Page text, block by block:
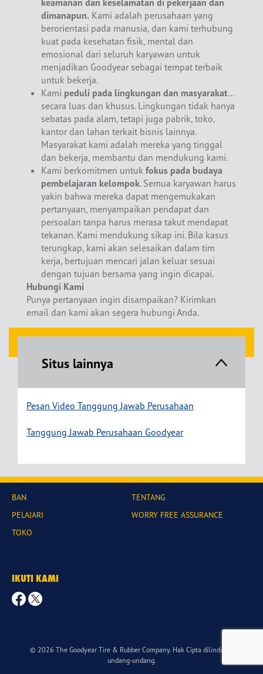
keamanan dan keselamatan di pekerjaan dan
dimanapun. Kami adalah perusahaan yang
berorientasi pada manusia, dan kami terhubung
kuat pada kesehatan fisik, mental dan
emosional dari seluruh karyawan untuk
menjadikan Goodyear sebagai tempat terbaik
untuk bekerja.
Kami peduli pada lingkungan dan masyarakat…
secara luas dan khusus. Lingkungan tidak hanya
sebatas pada alam, tetapi juga pabrik, toko,
kantor dan lahan terkait bisnis lainnya.
Masyarakat kami adalah mereka yang tinggal
dan bekerja, membantu dan mendukung kami.
Kami berkomitmen untuk fokus pada budaya
pembelajaran kelompok. Semua karyawan harus
yakin bahwa mereka dapat mengemukakan
pertanyaan, menyampaikan pendapat dan
persoalan tanpa harus merasa takut mendapat
tekanan. Kami mendukung sikap ini. Bila kasus
terungkap, kami akan selesaikan dalam tim
kerja, bertujuan mencari jalan keluar sesuai
dengan tujuan bersama yang ingin dicapai.
Hubungi Kami
Punya pertanyaan ingin disampaikan? Kirimkan
email dan kami akan segera hubungi Anda.
HUBUNGI KAMI
Situs lainnya
Pesan Video Tanggung Jawab Perusahaan
Tanggung Jawab Perusahaan Goodyear
BAN
PELAJARI
TOKO
TENTANG
WORRY FREE ASSURANCE
IKUTI KAMI
© 2026 The Goodyear Tire & Rubber Company. Hak Cipta dilindungi
undang-undang.